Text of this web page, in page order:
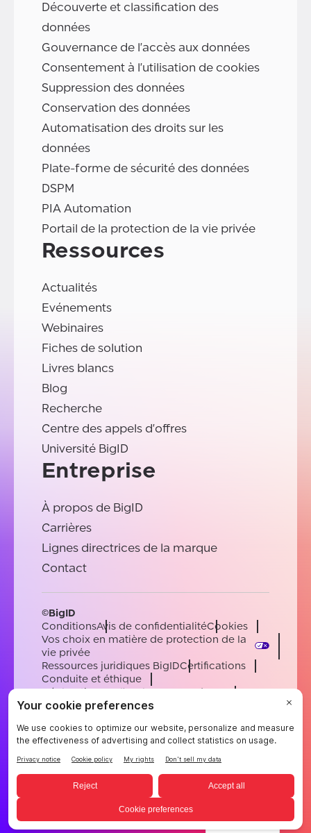
Découverte et classification des
données
Gouvernance de l'accès aux données
Consentement à l'utilisation de cookies
Suppression des données
Conservation des données
Automatisation des droits sur les
données
Plate-forme de sécurité des données
DSPM
PIA Automation
Portail de la protection de la vie privée
Ressources
Actualités
Evénements
Webinaires
Fiches de solution
Livres blancs
Blog
Recherche
Centre des appels d'offres
Université BigID
Entreprise
À propos de BigID
Carrières
Lignes directrices de la marque
Contact
©BigID
ConditionsAvis de confidentialitéCookies
Vos choix en matière de protection de la
vie privée
Ressources juridiques BigIDCertifications
Conduite et éthique
Déclaration sur l'esclavage moderne
Sous-processeursSoutien
EnglishGermanFrenchSpanishPortuguese
French